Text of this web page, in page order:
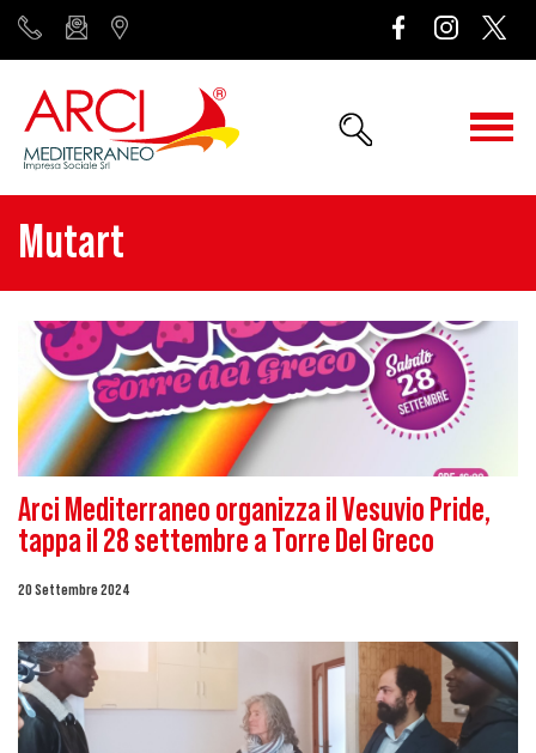
Mutart
Arci Mediterraneo organizza il Vesuvio Pride,
tappa il 28 settembre a Torre Del Greco
20 Settembre 2024